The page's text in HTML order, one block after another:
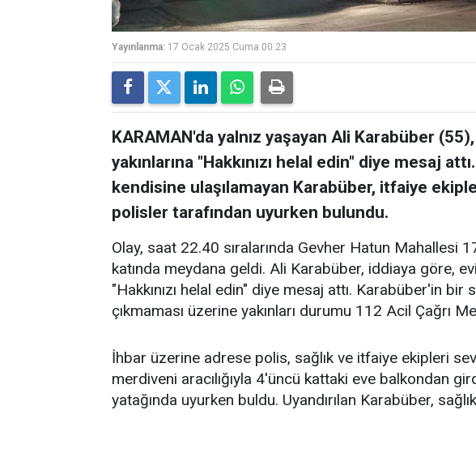
Yayınlanma: 17 Ocak 2025 Cuma 00:23
KARAMAN'da yalnız yaşayan Ali Karabüber
yakınlarına "Hakkınızı helal edin" diye mesaj
kendisine ulaşılamayan Karabüber, itfaiye
polisler tarafından uyurken bulundu.
Olay, saat 22.40 sıralarında Gevher Hatun Mahallesi
katında meydana geldi. Ali Karabüber, iddiaya göre,
"Hakkınızı helal edin" diye mesaj attı. Karabüber'in
çıkmaması üzerine yakınları durumu 112 Acil Çağrı
İhbar üzerine adrese polis, sağlık ve itfaiye ekipleri
merdiveni aracılığıyla 4'üncü kattaki eve balkondan
yatağında uyurken buldu. Uyandırılan Karabüber,